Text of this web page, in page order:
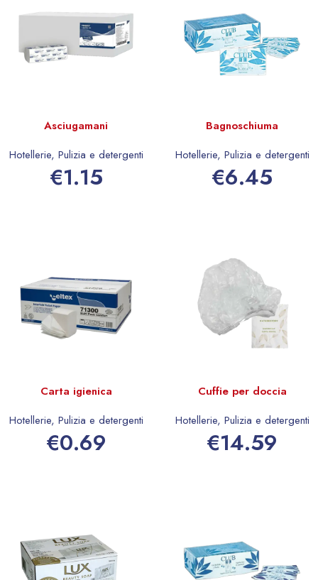
Asciugamani
Hotellerie, Pulizia e detergenti
€1.15
Bagnoschiuma
Hotellerie, Pulizia e detergenti
€6.45
Carta igienica
Hotellerie, Pulizia e detergenti
€0.69
Cuffie per doccia
Hotellerie, Pulizia e detergenti
€14.59